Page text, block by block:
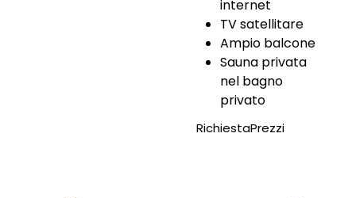
internet
TV satellitare
Ampio balcone
Sauna privata
nel bagno
privato
RichiestaPrezzi